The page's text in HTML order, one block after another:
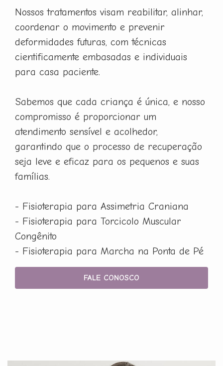
Nossos tratamentos visam reabilitar, alinhar,
coordenar o movimento e prevenir
deformidades futuras, com técnicas
cientificamente embasadas e individuais
para casa paciente.
Sabemos que cada criança é única, e nosso
compromisso é proporcionar um
atendimento sensível e acolhedor,
garantindo que o processo de recuperação
seja leve e eficaz para os pequenos e suas
famílias.
- Fisioterapia para Assimetria Craniana
- Fisioterapia para Torcicolo Muscular
Congênito
- Fisioterapia para Marcha na Ponta de Pé
FALE CONOSCO